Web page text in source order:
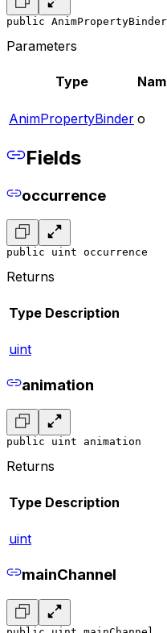
public
Parameters
Type
AnimPropertyBinder o
Fields
occurrence
public uint occurrence
Returns
Type Description
uint
animation
public uint animation
Returns
Type Description
uint
mainChannel